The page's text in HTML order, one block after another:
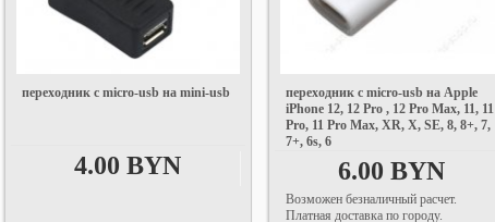
переходник с micro-usb на mini-usb
4.00 BYN
переходник с micro-usb на Apple
iPhone 12, 12 Pro , 12 Pro Max, 11, 11
Pro, 11 Pro Max, XR, X, SE, 8, 8+, 7,
7+, 6s, 6
6.00 BYN
Возможен безналичный расчет.
Платная доставка по городу.